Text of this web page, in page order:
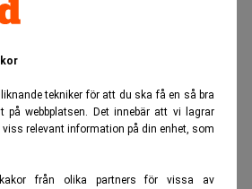
tekniker för att du ska få en så bra
på webbplatsen. Det innebär att vi lagrar
relevant information på din enhet, som
från olika partners för vissa av
13/06/2026